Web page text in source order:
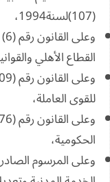
(107)لسنة1994،
القطاع الأهلي
للقوى العاملة،
الحكومية،